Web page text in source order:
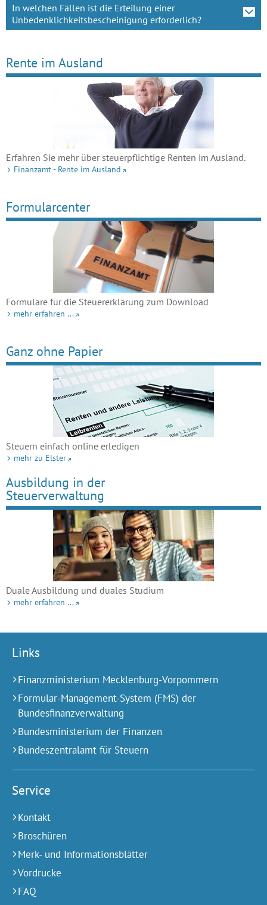
In welchen Fällen ist die Erteilung einer
Unbedenklichkeitsbescheinigung erforderlich?
Rente im Ausland
Erfahren Sie mehr über steuerpflichtige Renten im Ausland.
Finanzamt - Rente im Ausland
Formularcenter
Formulare für die Steuererklärung zum Download
mehr erfahren ...
Ganz ohne Papier
Steuern einfach online erledigen
mehr zu Elster
Ausbildung in der
Steuerverwaltung
Duale Ausbildung und duales Studium
mehr erfahren ...
Links
Finanzministerium Mecklenburg-Vorpommern
Formular-Management-System (FMS) der
Bundesfinanzverwaltung
Bundesministerium der Finanzen
Bundeszentralamt für Steuern
Service
Kontakt
Broschüren
Merk- und Informationsblätter
Vordrucke
FAQ